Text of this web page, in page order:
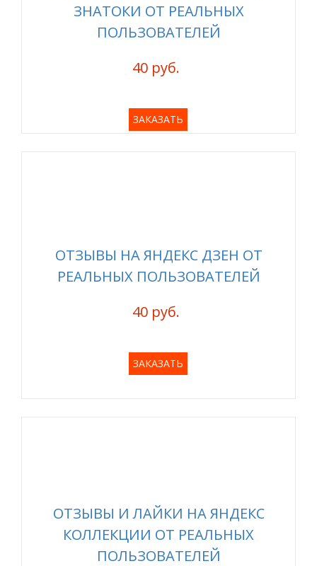
ЗНАТОКИ ОТ РЕАЛЬНЫХ
ПОЛЬЗОВАТЕЛЕЙ
40 руб.
ЗАКАЗАТЬ
ОТЗЫВЫ НА ЯНДЕКС ДЗЕН ОТ
РЕАЛЬНЫХ ПОЛЬЗОВАТЕЛЕЙ
40 руб.
ЗАКАЗАТЬ
ОТЗЫВЫ И ЛАЙКИ НА ЯНДЕКС
КОЛЛЕКЦИИ ОТ РЕАЛЬНЫХ
ПОЛЬЗОВАТЕЛЕЙ